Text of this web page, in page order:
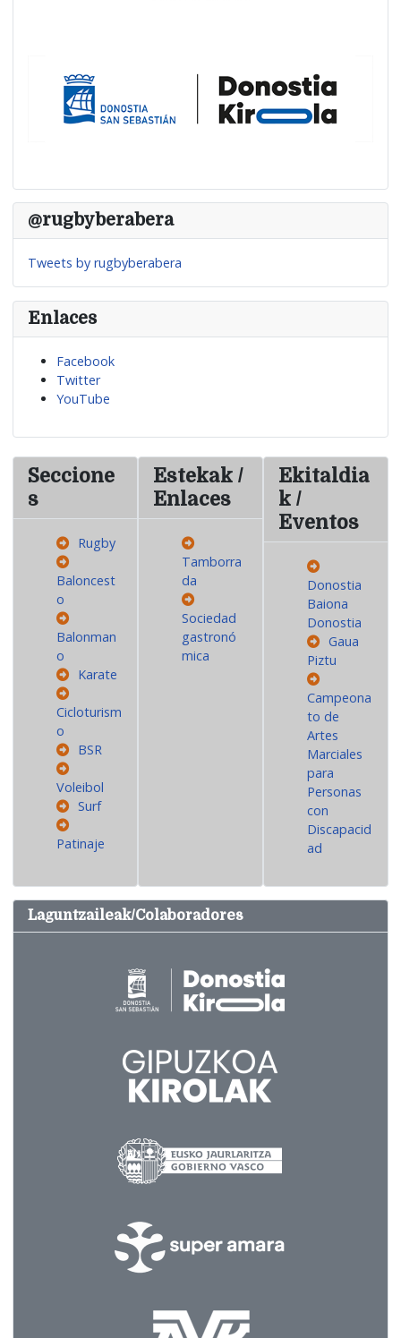
@rugbyberabera
Tweets by rugbyberabera
Enlaces
Facebook
Twitter
YouTube
Seccione
s
Rugby
Baloncest
o
Balonman
o
Karate
Cicloturism
o
BSR
Voleibol
Surf
Patinaje
Estekak /
Enlaces
Tamborra
da
Sociedad
gastronó
mica
Ekitaldia
k /
Eventos
Donostia
Baiona
Donostia
Gaua
Piztu
Campeona
to de
Artes
Marciales
para
Personas
con
Discapacid
ad
Laguntzaileak/Colaboradores